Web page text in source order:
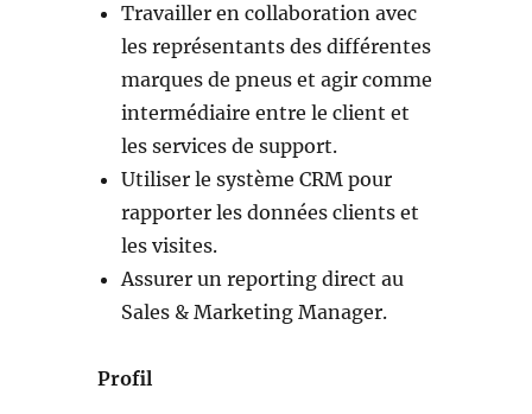
Travailler en collaboration avec
les représentants des différentes
marques de pneus et agir comme
intermédiaire entre le client et
les services de support.
Utiliser le système CRM pour
rapporter les données clients et
les visites.
Assurer un reporting direct au
Sales & Marketing Manager.
Profil